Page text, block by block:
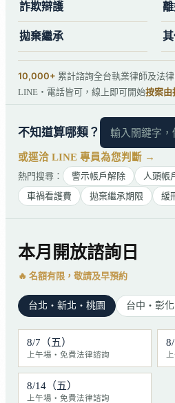
詐欺辯護
拋棄繼承
10,000+ 累計諮詢全台執業律師及法
LINE・電話皆可，線上即可開始按案
不知道算哪類？
或逕洽 LINE 專員為您判斷 →
熱門搜尋： 警示帳戶解除 人頭帳
車禍看護費
拋棄繼承期限 緩
本月開放諮詢日
🔥 名額有限，敬請及早預約
台北・新北・桃園 台中・彰
8/7（五）
上午場・免費法律諮詢
8/14（五）
上午場・免費法律諮詢